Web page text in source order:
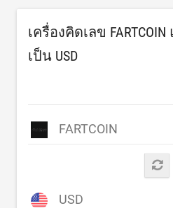
เครื่องคิดเลข FARTCOIN
เป็น USD
FARTCOIN
USD